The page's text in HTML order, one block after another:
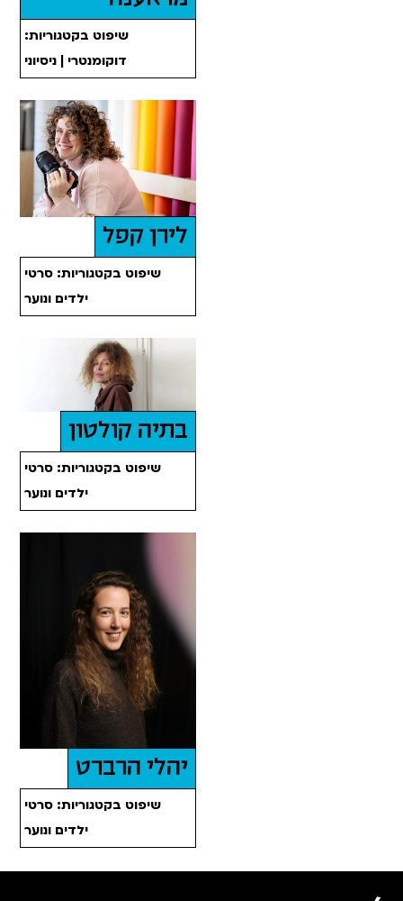
שיפוט בקטגוריות:
דוקומנטרי | ניסיוני
לירן קפל
שיפוט בקטגוריות: סרטי
ילדים ונוער
בתיה קולטון
שיפוט בקטגוריות: סרטי
ילדים ונוער
יהלי הרברט
שיפוט בקטגוריות: סרטי
ילדים ונוער